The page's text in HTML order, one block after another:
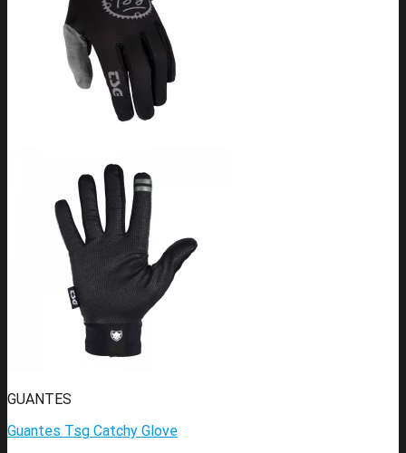
GUANTES
Guantes Tsg Catchy Glove